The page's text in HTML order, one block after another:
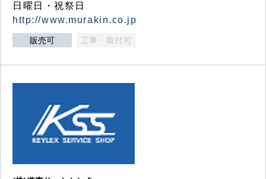
日曜日・祝祭日
http://www.murakin.co.jp
販売可 工事・取付可